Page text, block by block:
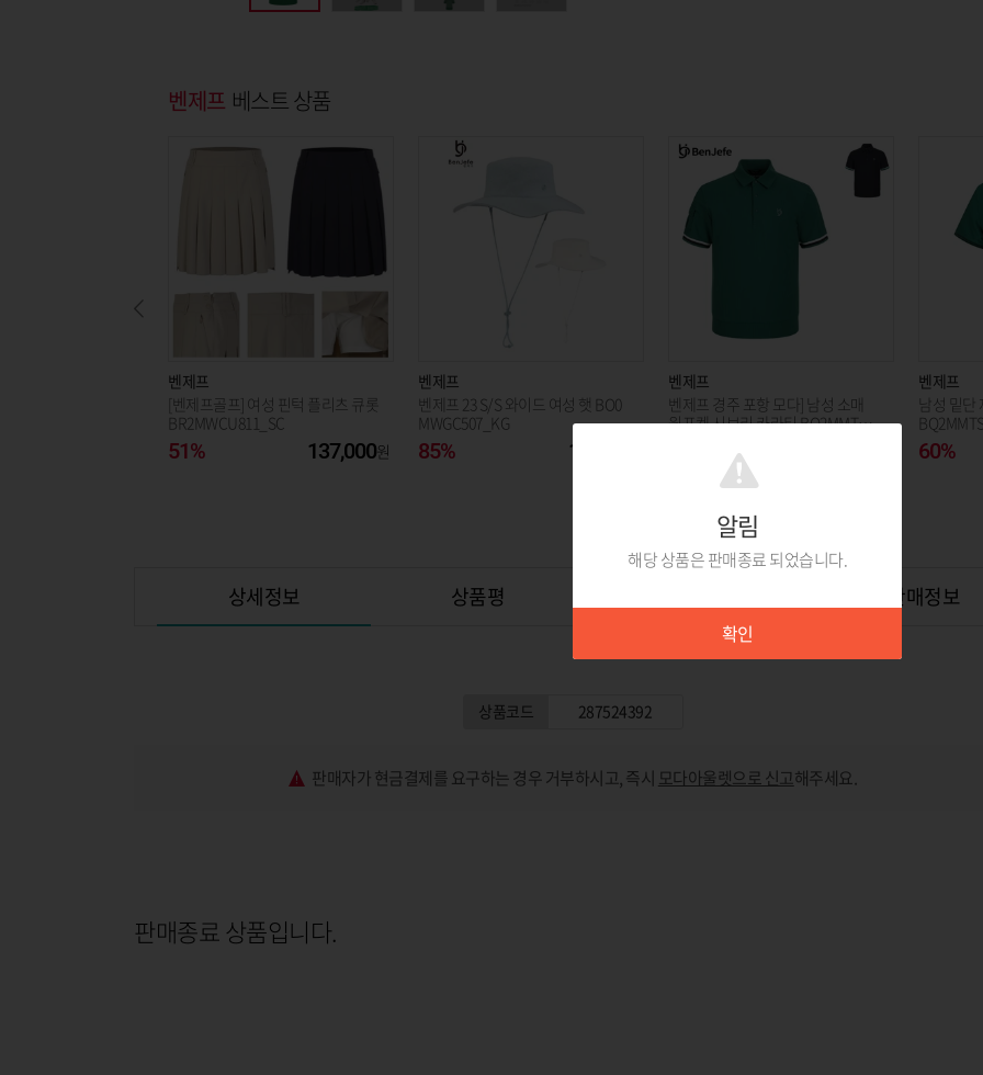
벤제프 베스트 상품
벤제프
[벤제프골프] 여성 핀턱 플리츠 큐롯
BR2MWCU811_SC
51% 137,000
벤제프
벤제프 23 S/S 와이드 여성 햇 BO0
MWGC507_KG
85% 15,000
벤제프
벤제프 경주 포항 모다] 남성 소매
원포켓 시보리 카라티 BQ2MMTS3
벤제프
남성 밑단
60%
상세정보 상품평 위탁판매정보
상품코드 287524392
판매자가 현금결제를 요구하는 경우 거부하시고, 즉시 모다아울렛으로 신고해주세요.
알림
해당 상품은 판매종료 되었습니다.
확인